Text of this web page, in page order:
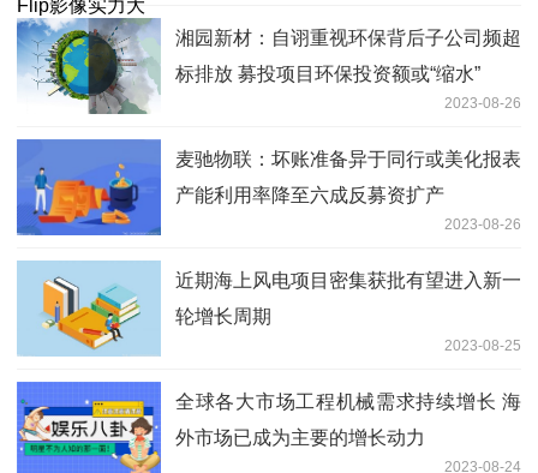
湘园新材：自诩重视环保背后子公司频超
标排放 募投项目环保投资额或“缩水”
2023-08-26
麦驰物联：坏账准备异于同行或美化报表
产能利用率降至六成反募资扩产
2023-08-26
近期海上风电项目密集获批有望进入新一
轮增长周期
2023-08-25
全球各大市场工程机械需求持续增长 海
外市场已成为主要的增长动力
2023-08-24